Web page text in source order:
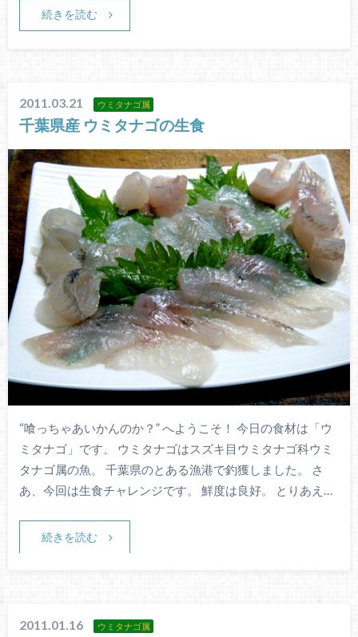
続きを読む
2011.03.21 ウミタナゴ属
千葉県産 ウミタナゴの生食
“喰っちゃあいかんのか？” へようこそ！ 今日の食材は「ウ
ミタナゴ」です。 ウミタナゴはスズキ目ウミタナゴ科ウミ
タナゴ属の魚。 千葉県のとある漁港で釣獲しました。 さ
あ、今回は生食チャレンジです。 鮮度は良好。 とりあえ…
続きを読む
2011.01.16 ウミタナゴ属